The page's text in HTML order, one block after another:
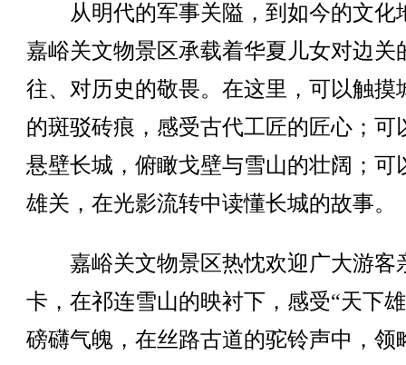
从明代的军事关隘，到如今的文化
嘉峪关文物景区承载着华夏儿女对边关
往、对历史的敬畏。在这里，可以触摸
的斑驳砖痕，感受古代工匠的匠心；可
悬壁长城，俯瞰戈壁与雪山的壮阔；可
雄关，在光影流转中读懂长城的故事。
嘉峪关文物景区热忱欢迎广大游客
卡，在祁连雪山的映衬下，感受“天下
磅礴气魄，在丝路古道的驼铃声中，领